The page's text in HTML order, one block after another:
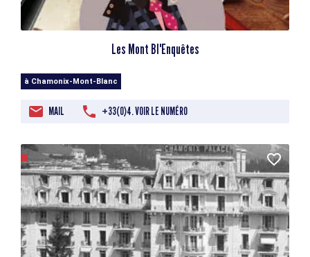
Les Mont Bl'Enquêtes
à Chamonix-Mont-Blanc
MAIL +33(0)4. VOIR LE NUMÉRO